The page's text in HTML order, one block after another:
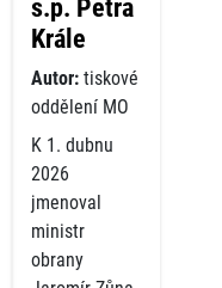
s.p. Petra
Krále
Autor: tiskové
oddělení MO
K 1. dubnu
2026
jmenoval
ministr
obrany